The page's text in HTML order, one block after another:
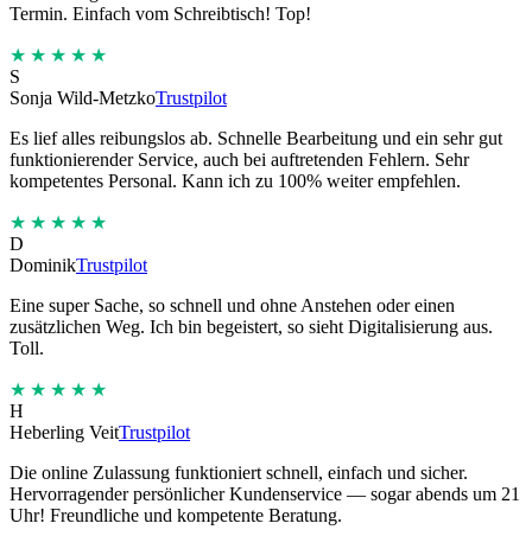
Termin. Einfach vom Schreibtisch! Top!
★★★★★
S
Sonja Wild-MetzkoTrustpilot
Es lief alles reibungslos ab. Schnelle Bearbeitung und ein sehr gut
funktionierender Service, auch bei auftretenden Fehlern. Sehr
kompetentes Personal. Kann ich zu 100% weiter empfehlen.
★★★★★
D
DominikTrustpilot
Eine super Sache, so schnell und ohne Anstehen oder einen
zusätzlichen Weg. Ich bin begeistert, so sieht Digitalisierung aus.
Toll.
★★★★★
H
Heberling VeitTrustpilot
Die online Zulassung funktioniert schnell, einfach und sicher.
Hervorragender persönlicher Kundenservice — sogar abends um 21
Uhr! Freundliche und kompetente Beratung.